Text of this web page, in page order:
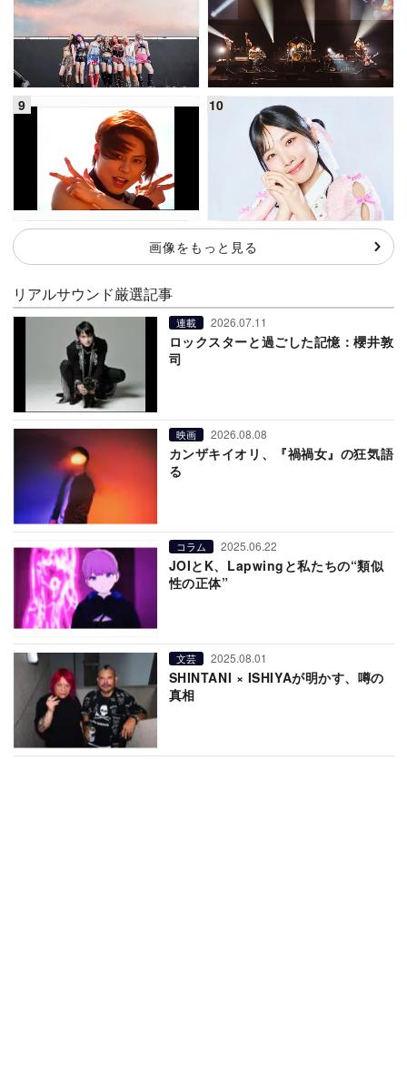
画像をもっと見る
リアルサウンド厳選記事
連載 2026.07.11
ロックスターと過ごした記憶：櫻井敦
司
映画 2026.08.08
カンザキイオリ、『禍禍女』の狂気語
る
コラム 2025.06.22
JOIとK、Lapwingと私たちの“類似
性の正体”
文芸 2025.08.01
SHINTANI × ISHIYAが明かす、噂の
真相